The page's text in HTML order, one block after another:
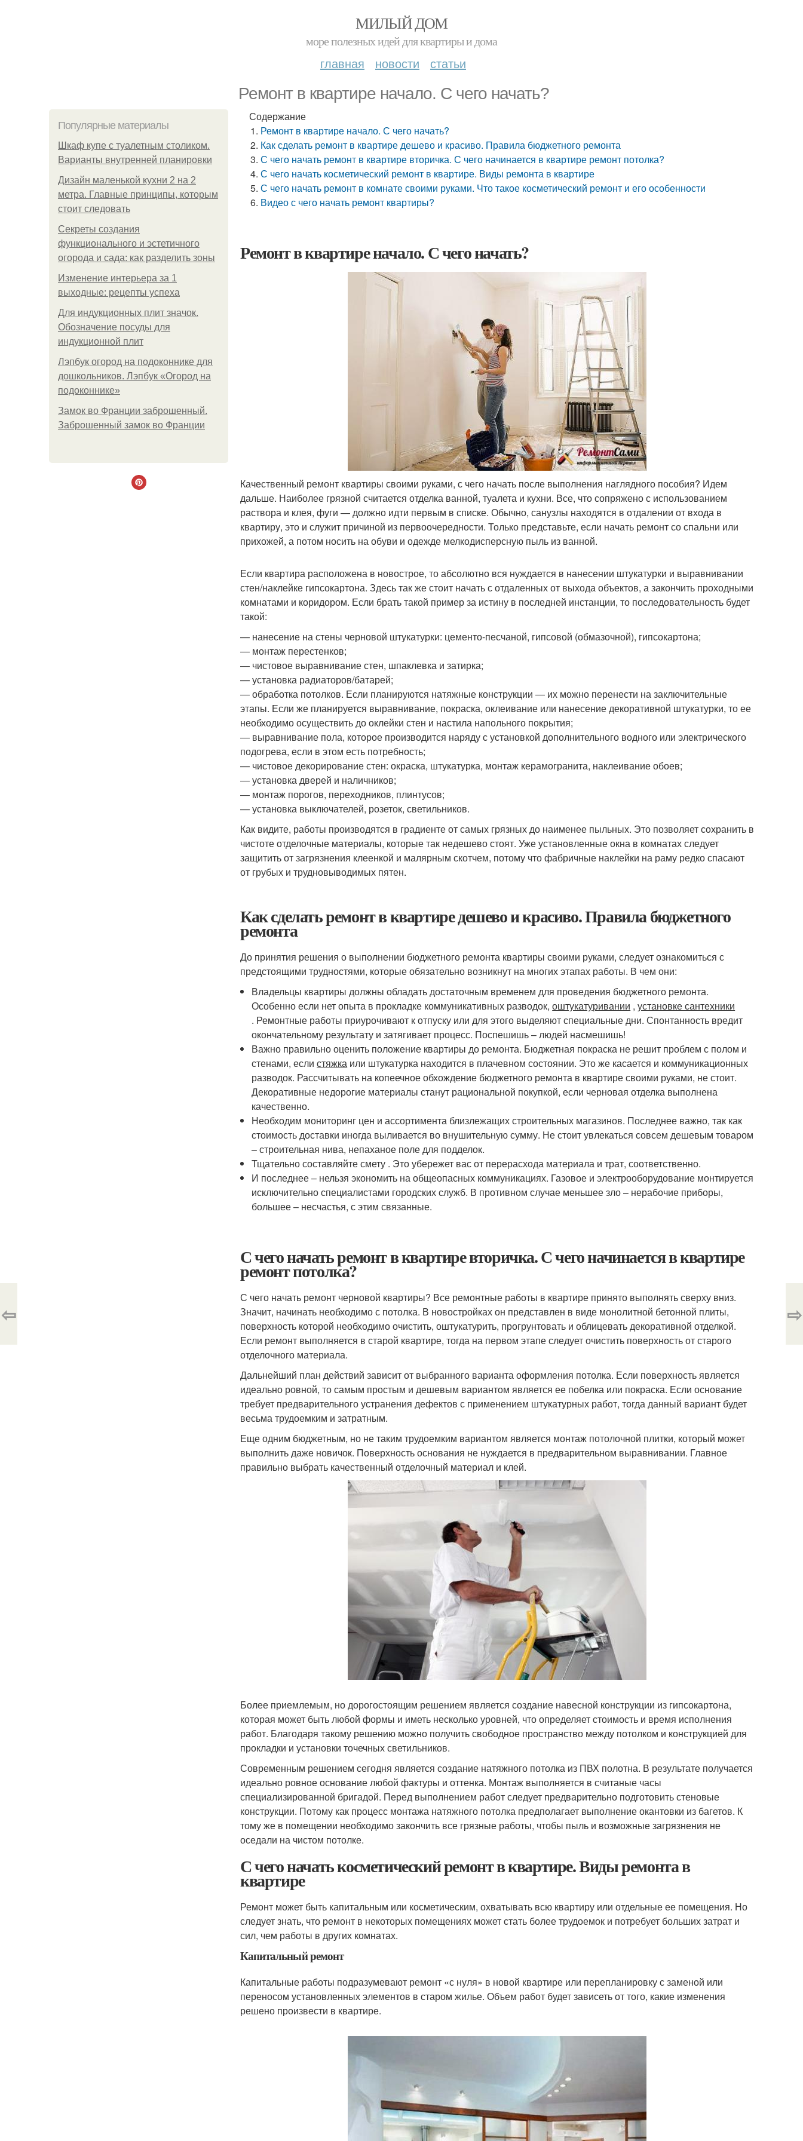
МИЛЫЙ ДОМ
море полезных идей для квартиры и дома
главная новости статьи
Ремонт в квартире начало. С чего начать?
Популярные материалы
Шкаф купе с туалетным столиком.
Варианты внутренней планировки
Дизайн маленькой кухни 2 на 2
метра. Главные принципы, которым
стоит следовать
Секреты создания
функционального и эстетичного
огорода и сада: как разделить зоны
Изменение интерьера за 1
выходные: рецепты успеха
Для индукционных плит значок.
Обозначение посуды для
индукционной плит
Лэпбук огород на подоконнике для
дошкольников. Лэпбук «Огород на
подоконнике»
Замок во Франции заброшенный.
Заброшенный замок во Франции
Содержание
Ремонт в квартире начало. С чего начать?
Как сделать ремонт в квартире дешево и красиво. Правила бюджетного ремонта
С чего начать ремонт в квартире вторичка. С чего начинается в квартире ремонт потолка?
С чего начать косметический ремонт в квартире. Виды ремонта в квартире
С чего начать ремонт в комнате своими руками. Что такое косметический ремонт и его особенности
Видео с чего начать ремонт квартиры?
Ремонт в квартире начало. С чего начать?
Качественный ремонт квартиры своими руками, с чего начать после выполнения наглядного пособия? Идем
дальше. Наиболее грязной считается отделка ванной, туалета и кухни. Все, что сопряжено с использованием
раствора и клея, фуги — должно идти первым в списке. Обычно, санузлы находятся в отдалении от входа в
квартиру, это и служит причиной из первоочередности. Только представьте, если начать ремонт со спальни или
прихожей, а потом носить на обуви и одежде мелкодисперсную пыль из ванной.
Если квартира расположена в новострое, то абсолютно вся нуждается в нанесении штукатурки и выравнивании
стен/наклейке гипсокартона. Здесь так же стоит начать с отдаленных от выхода объектов, а закончить проходными
комнатами и коридором. Если брать такой пример за истину в последней инстанции, то последовательность будет
такой:
— нанесение на стены черновой штукатурки: цементо-песчаной, гипсовой (обмазочной), гипсокартона;
— монтаж перестенков;
— чистовое выравнивание стен, шпаклевка и затирка;
— установка радиаторов/батарей;
— обработка потолков. Если планируются натяжные конструкции — их можно перенести на заключительные
этапы. Если же планируется выравнивание, покраска, оклеивание или нанесение декоративной штукатурки, то ее
необходимо осуществить до оклейки стен и настила напольного покрытия;
— выравнивание пола, которое производится наряду с установкой дополнительного водного или электрического
подогрева, если в этом есть потребность;
— чистовое декорирование стен: окраска, штукатурка, монтаж керамогранита, наклеивание обоев;
— установка дверей и наличников;
— монтаж порогов, переходников, плинтусов;
— установка выключателей, розеток, светильников.
Как видите, работы производятся в градиенте от самых грязных до наименее пыльных. Это позволяет сохранить в
чистоте отделочные материалы, которые так недешево стоят. Уже установленные окна в комнатах следует
защитить от загрязнения клеенкой и малярным скотчем, потому что фабричные наклейки на раму редко спасают
от грубых и трудновыводимых пятен.
Как сделать ремонт в квартире дешево и красиво. Правила бюджетного
ремонта
До принятия решения о выполнении бюджетного ремонта квартиры своими руками, следует ознакомиться с
предстоящими трудностями, которые обязательно возникнут на многих этапах работы. В чем они:
Владельцы квартиры должны обладать достаточным временем для проведения бюджетного ремонта.
Особенно если нет опыта в прокладке коммуникативных разводок,оштукатуривании ,установке сантехники
. Ремонтные работы приурочивают к отпуску или для этого выделяют специальные дни. Спонтанность вредит
окончательному результату и затягивает процесс. Поспешишь – людей насмешишь!
Важно правильно оценить положение квартиры до ремонта. Бюджетная покраска не решит проблем с полом и
стенами, еслистяжка или штукатурка находится в плачевном состоянии. Это же касается и коммуникационных
разводок. Рассчитывать на копеечное обхождение бюджетного ремонта в квартире своими руками, не стоит.
Декоративные недорогие материалы станут рациональной покупкой, если черновая отделка выполнена
качественно.
Необходим мониторинг цен и ассортимента близлежащих строительных магазинов. Последнее важно, так как
стоимость доставки иногда выливается во внушительную сумму. Не стоит увлекаться совсем дешевым товаром
– строительная нива, непаханое поле для подделок.
Тщательно составляйте смету . Это убережет вас от перерасхода материала и трат, соответственно.
И последнее – нельзя экономить на общеопасных коммуникациях. Газовое и электрооборудование монтируется
исключительно специалистами городских служб. В противном случае меньшее зло – нерабочие приборы,
большее – несчастья, с этим связанные.
С чего начать ремонт в квартире вторичка. С чего начинается в квартире
ремонт потолка?
С чего начать ремонт черновой квартиры? Все ремонтные работы в квартире принято выполнять сверху вниз.
Значит, начинать необходимо с потолка. В новостройках он представлен в виде монолитной бетонной плиты,
поверхность которой необходимо очистить, оштукатурить, прогрунтовать и облицевать декоративной отделкой.
Если ремонт выполняется в старой квартире, тогда на первом этапе следует очистить поверхность от старого
отделочного материала.
Дальнейший план действий зависит от выбранного варианта оформления потолка. Если поверхность является
идеально ровной, то самым простым и дешевым вариантом является ее побелка или покраска. Если основание
требует предварительного устранения дефектов с применением штукатурных работ, тогда данный вариант будет
весьма трудоемким и затратным.
Еще одним бюджетным, но не таким трудоемким вариантом является монтаж потолочной плитки, который может
выполнить даже новичок. Поверхность основания не нуждается в предварительном выравнивании. Главное
правильно выбрать качественный отделочный материал и клей.
Более приемлемым, но дорогостоящим решением является создание навесной конструкции из гипсокартона,
которая может быть любой формы и иметь несколько уровней, что определяет стоимость и время исполнения
работ. Благодаря такому решению можно получить свободное пространство между потолком и конструкцией для
прокладки и установки точечных светильников.
Современным решением сегодня является создание натяжного потолка из ПВХ полотна. В результате получается
идеально ровное основание любой фактуры и оттенка. Монтаж выполняется в считаные часы
специализированной бригадой. Перед выполнением работ следует предварительно подготовить стеновые
конструкции. Потому как процесс монтажа натяжного потолка предполагает выполнение окантовки из багетов. К
тому же в помещении необходимо закончить все грязные работы, чтобы пыль и возможные загрязнения не
оседали на чистом потолке.
С чего начать косметический ремонт в квартире. Виды ремонта в
квартире
Ремонт может быть капитальным или косметическим, охватывать всю квартиру или отдельные ее помещения. Но
следует знать, что ремонт в некоторых помещениях может стать более трудоемок и потребует больших затрат и
сил, чем работы в других комнатах.
Капитальный ремонт
Капитальные работы подразумевают ремонт «с нуля» в новой квартире или перепланировку с заменой или
переносом установленных элементов в старом жилье. Объем работ будет зависеть от того, какие изменения
решено произвести в квартире.
⇦ ⇨